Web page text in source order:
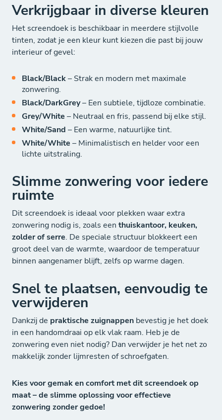
Verkrijgbaar in diverse kleuren
Het screendoek is beschikbaar in meerdere stijlvolle
tinten, zodat je een kleur kunt kiezen die past bij jouw
interieur of gevel:
Black/Black– Strak en modern met maximale
zonwering.
Black/DarkGrey– Een subtiele, tijdloze combinatie.
Grey/White – Neutraal en fris, passend bij elke stijl.
White/Sand – Een warme, natuurlijke tint.
White/White – Minimalistisch en helder voor een
lichte uitstraling.
Slimme zonwering voor iedere
ruimte
Dit screendoek is ideaal voor plekken waar extra
zonwering nodig is, zoals een thuiskantoor, keuken,
zolder of serre. De speciale structuur blokkeert een
groot deel van de warmte, waardoor de temperatuur
binnen aangenamer blijft, zelfs op warme dagen.
Snel te plaatsen, eenvoudig te
verwijderen
Dankzij de praktische zuignappen bevestig je het doek
in een handomdraai op elk vlak raam. Heb je de
zonwering even niet nodig? Dan verwijder je het net zo
makkelijk zonder lijmresten of schroefgaten.
Kies voor gemak en comfort met dit screendoek op
maat – de slimme oplossing voor effectieve
zonwering zonder gedoe!